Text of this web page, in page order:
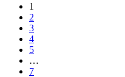
1
2
3
4
5
…
7